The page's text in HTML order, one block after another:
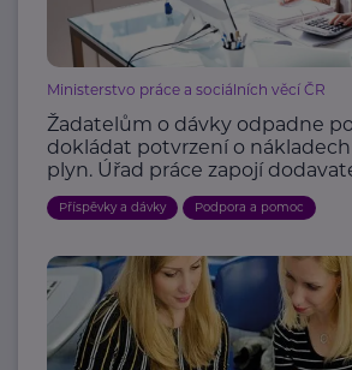
Ministerstvo práce a sociálních věcí ČR
Žadatelům o dávky odpadne
dokládat potvrzení o
plyn. Úřad práce zapojí
Příspěvky a dávky Podpora a pomoc